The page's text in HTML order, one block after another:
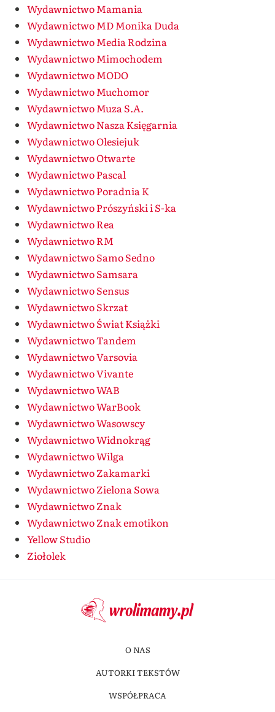
Wydawnictwo Mamania
Wydawnictwo MD Monika Duda
Wydawnictwo Media Rodzina
Wydawnictwo Mimochodem
Wydawnictwo MODO
Wydawnictwo Muchomor
Wydawnictwo Muza S.A.
Wydawnictwo Nasza Księgarnia
Wydawnictwo Olesiejuk
Wydawnictwo Otwarte
Wydawnictwo Pascal
Wydawnictwo Poradnia K
Wydawnictwo Prószyński i S-ka
Wydawnictwo Rea
Wydawnictwo RM
Wydawnictwo Samo Sedno
Wydawnictwo Samsara
Wydawnictwo Sensus
Wydawnictwo Skrzat
Wydawnictwo Świat Książki
Wydawnictwo Tandem
Wydawnictwo Varsovia
Wydawnictwo Vivante
Wydawnictwo WAB
Wydawnictwo WarBook
Wydawnictwo Wasowscy
Wydawnictwo Widnokrąg
Wydawnictwo Wilga
Wydawnictwo Zakamarki
Wydawnictwo Zielona Sowa
Wydawnictwo Znak
Wydawnictwo Znak emotikon
Yellow Studio
Ziołolek
O NAS
AUTORKI TEKSTÓW
WSPÓŁPRACA